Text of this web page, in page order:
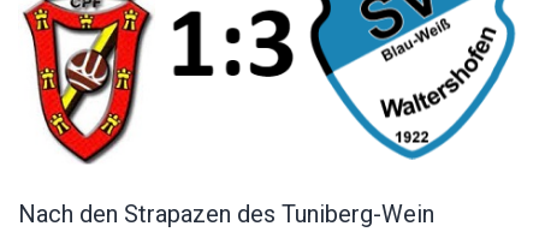
Nach den Strapazen des Tuniberg-Wein